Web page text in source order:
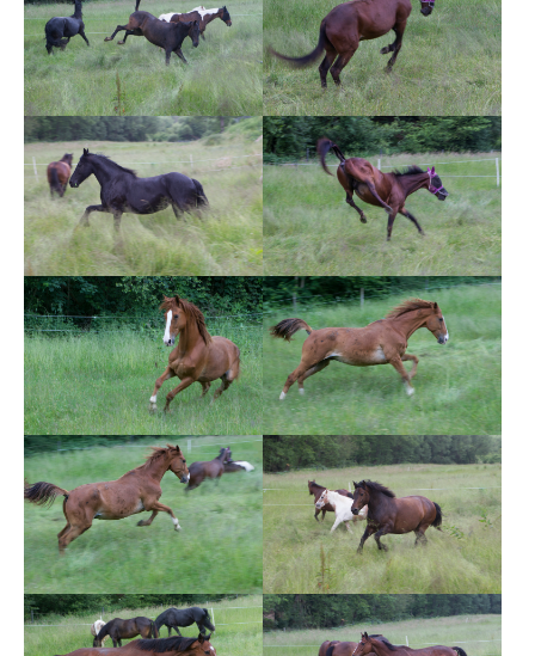
Show larger version Show larger version
Show larger version Show larger version
Show larger version Show larger version
Show larger version Show larger version